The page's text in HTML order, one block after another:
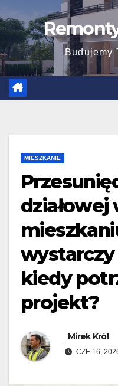
to
content
Budujemy
MIESZKANIE
działowej
wystarczy
kiedy
projekt?
Mirek Król
CZE 16,